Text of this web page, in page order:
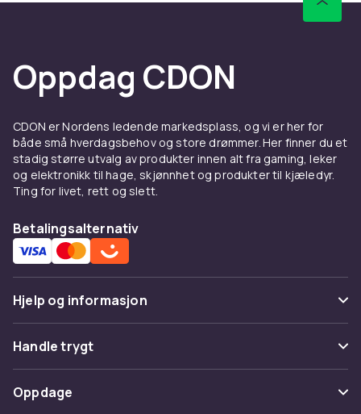
Oppdag CDON
CDON er Nordens ledende markedsplass, og vi er her for
både små hverdagsbehov og store drømmer. Her finner du et
stadig større utvalg av produkter innen alt fra gaming, leker
og elektronikk til hage, skjønnhet og produkter til kjæledyr.
Ting for livet, rett og slett.
Betalingsalternativ
Hjelp og informasjon
Vanlige spørsmål
Spor pakke
Angre & returner her
Handle trygt
Betaling
Oppdage